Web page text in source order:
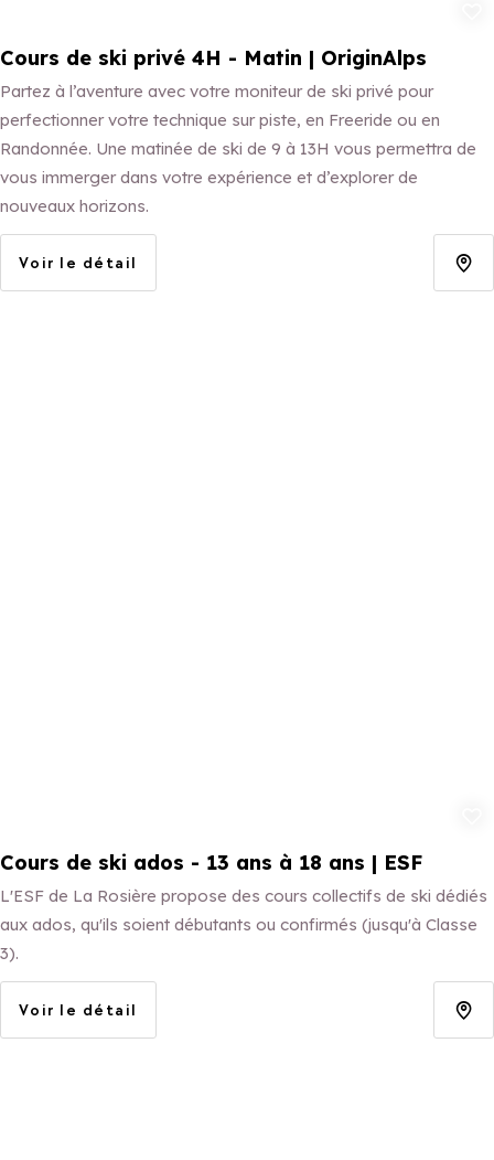
Cours de ski privé 4H - Matin | OriginAlps
Partez à l’aventure avec votre moniteur de ski privé pour
perfectionner votre technique sur piste, en Freeride ou en
Randonnée. Une matinée de ski de 9 à 13H vous permettra de
vous immerger dans votre expérience et d’explorer de
nouveaux horizons.
Voir le détail
Cours de ski ados - 13 ans à 18 ans | ESF
L'ESF de La Rosière propose des cours collectifs de ski dédiés
aux ados, qu'ils soient débutants ou confirmés (jusqu'à Classe
3).
Voir le détail